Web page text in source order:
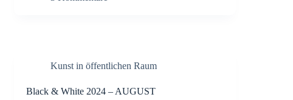
Kunst in öffentlichen Raum
Black & White 2024 – AUGUST